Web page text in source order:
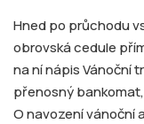
Hned po průchodu
obrovská cedule
na ní nápis Vánoční
přenosný
O navození vánoční